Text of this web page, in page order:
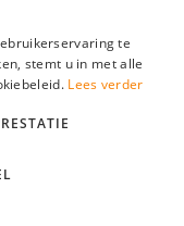
te
stemt u in met alle
Lees verder